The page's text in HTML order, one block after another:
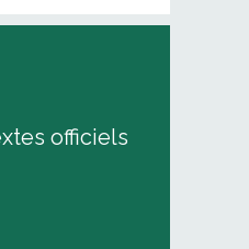
officiels